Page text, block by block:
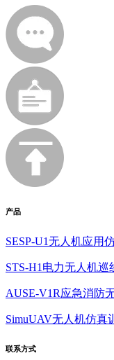
产品
SESP-U1无人机应用
STS-H1电力无人机巡
AUSE-V1R应急消防
SimuUAV无人机仿真
联系方式